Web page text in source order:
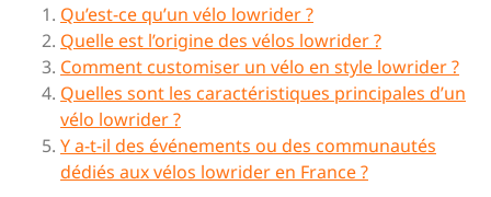
Qu’est-ce qu’un vélo lowrider ?
Quelle est l’origine des vélos lowrider ?
Comment customiser un vélo en style lowrider ?
Quelles sont les caractéristiques principales d’un
vélo lowrider ?
Y a-t-il des événements ou des communautés
dédiés aux vélos lowrider en France ?